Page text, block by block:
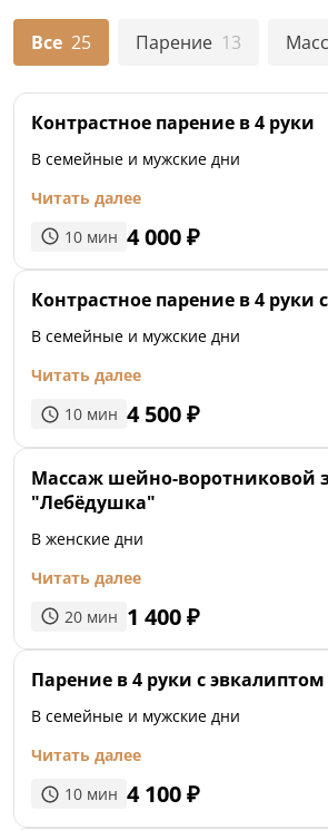
Все 25 Парение 13
Контрастное парение в 4 руки
В семейные и мужские дни
Читать далее
10 мин 4 000₽
Контрастное парение в 4 руки
В семейные и мужские дни
Читать далее
10 мин 4 500₽
Массаж шейно-воротниковой
"Лебёдушка"
В женские дни
Читать далее
20 мин 1 400₽
Парение в 4 руки с эвкалиптом
В семейные и мужские дни
Читать далее
10 мин 4 100₽